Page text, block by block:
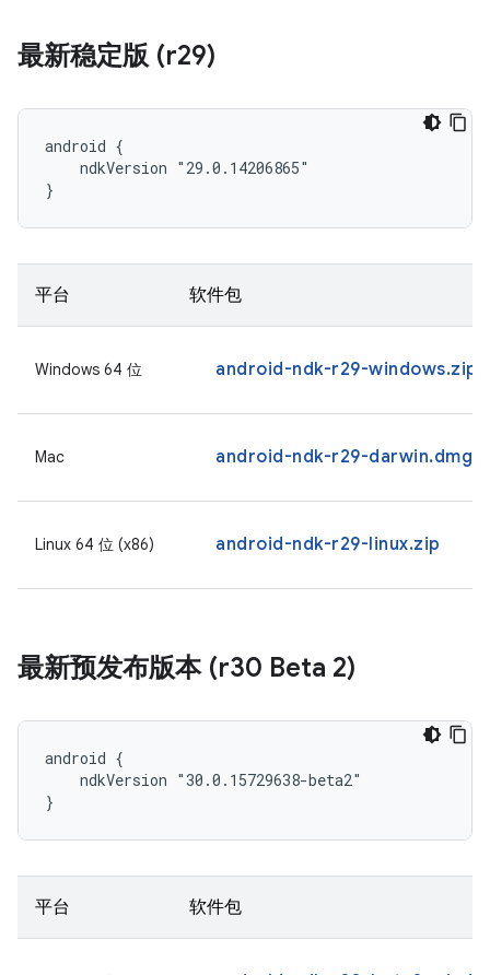
最新稳定版 (r29)
android {
    ndkVersion "29.0.14206865"
}
平台 软件包
Windows 64 位 android-ndk-r29-windows.zip
Mac android-ndk-r29-darwin.dmg
Linux 64 位 (x86) android-ndk-r29-linux.zip
最新预发布版本 (r30 Beta 2)
android {
    ndkVersion "30.0.15729638-beta2"
}
平台 软件包